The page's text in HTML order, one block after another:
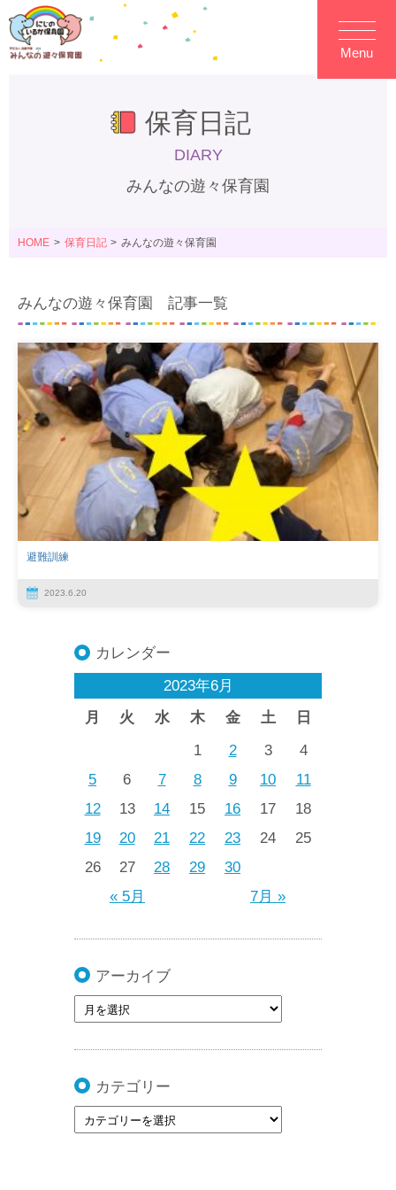
Menu
保育日記
DIARY
みんなの遊々保育園
HOME 保育日記 みんなの遊々保育園
みんなの遊々保育園 記事一覧
避難訓練
2023.6.20
カレンダー
2023年6月
月
火 水 木 金 土 日
« 5月 7月 »
1 2 3
4
5
6 7 8 9 10
11
12
13 14 15 16 17
18
19
20 21 22 23 24
25
26
27 28 29 30
アーカイブ
カテゴリー